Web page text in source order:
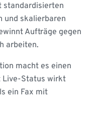
standardisierten
und skalierbaren
Aufträge gegen
arbeiten.
macht es einen
Live-Status wirkt
ein Fax mit